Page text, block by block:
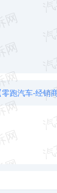
零跑汽车-经销